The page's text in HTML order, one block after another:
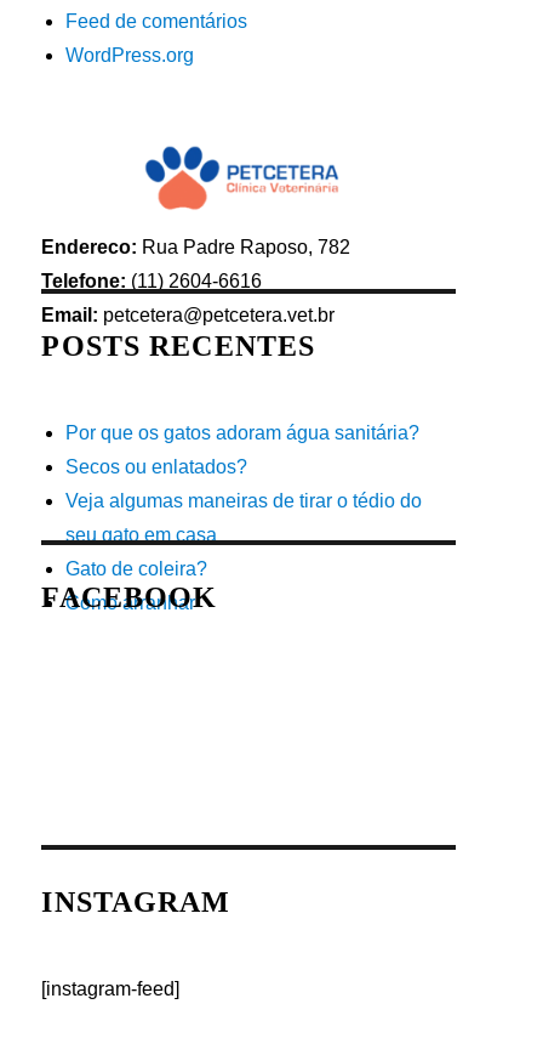
Feed de comentários
WordPress.org
Endereco: Rua Padre Raposo, 782
Telefone: (11) 2604-6616
Email: petcetera@petcetera.vet.br
POSTS RECENTES
Por que os gatos adoram água sanitária?
Secos ou enlatados?
Veja algumas maneiras de tirar o tédio do
seu gato em casa
Gato de coleira?
Como arranhar
FACEBOOK
INSTAGRAM
[instagram-feed]